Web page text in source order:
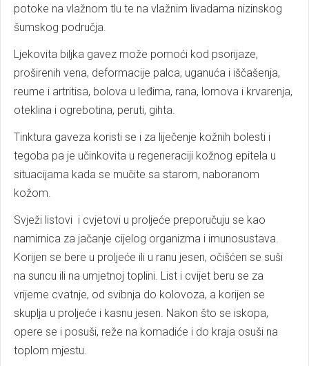
potoke na vlažnom tlu te na vlažnim livadama nizinskog
šumskog područja.
Ljekovita biljka gavez može pomoći kod psorijaze,
proširenih vena, deformacije palca, uganuća i iščašenja,
reume i artritisa, bolova u leđima, rana, lomova i krvarenja,
oteklina i ogrebotina, peruti, gihta.
Tinktura gaveza koristi se i za liječenje kožnih bolesti i
tegoba pa je učinkovita u regeneraciji kožnog epitela u
situacijama kada se mučite sa starom, naboranom
kožom.
Svježi listovi i cvjetovi u proljeće preporučuju se kao
namirnica za jačanje cijelog organizma i imunosustava.
Korijen se bere u proljeće ili u ranu jesen, očišćen se suši
na suncu ili na umjetnoj toplini. List i cvijet beru se za
vrijeme cvatnje, od svibnja do kolovoza, a korijen se
skuplja u proljeće i kasnu jesen. Nakon što se iskopa,
opere se i posuši, reže na komadiće i do kraja osuši na
toplom mjestu.